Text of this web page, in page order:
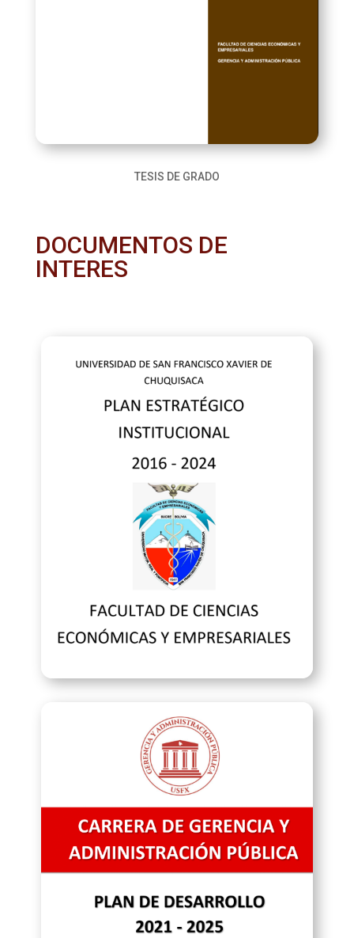
TESIS DE GRADO
DOCUMENTOS DE
INTERES